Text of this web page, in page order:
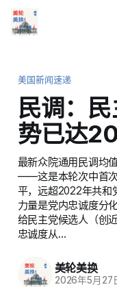
美国新闻速递
民调：
势已达
最新众院通用民调均
——这是本轮次中首
平，远超2022年共和
力量是党内忠诚度分
给民主党候选人（创
忠诚度从…
美轮美换
2026年5月27